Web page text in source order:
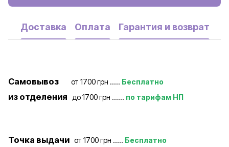
Доставка Оплата Гарантия и возврат
Самовывоз от 1700 грн ..... Бесплатно
из отделения до 1700 грн ...... по тарифам НП
Точка выдачи от 1700 грн ..... Бесплатно